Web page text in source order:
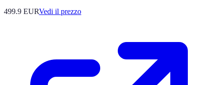
499.9 EURVedi il prezzo